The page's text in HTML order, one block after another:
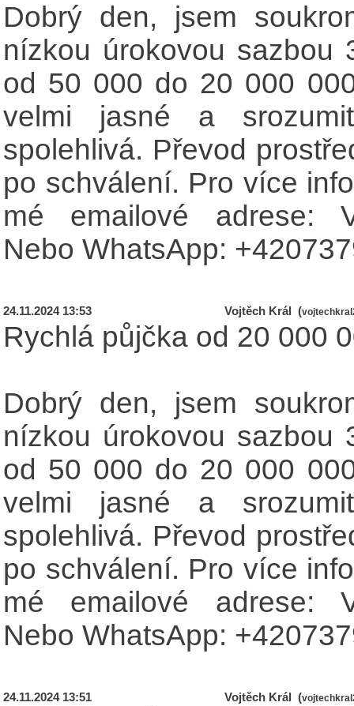
Dobrý den, jsem
nízkou úrokovou sazbou
od 50 000 do 20 000
velmi jasné a
spolehlivá. Převod
po schválení. Pro více
mé emailové adrese:
Nebo WhatsApp:
24.11.2024 13:53 Vojtěch Král (
Rychlá půjčka od 20 000
Dobrý den, jsem
nízkou úrokovou sazbou
od 50 000 do 20 000
velmi jasné a
spolehlivá. Převod
po schválení. Pro více
mé emailové adrese:
Nebo WhatsApp:
24.11.2024 13:51 Vojtěch Král (